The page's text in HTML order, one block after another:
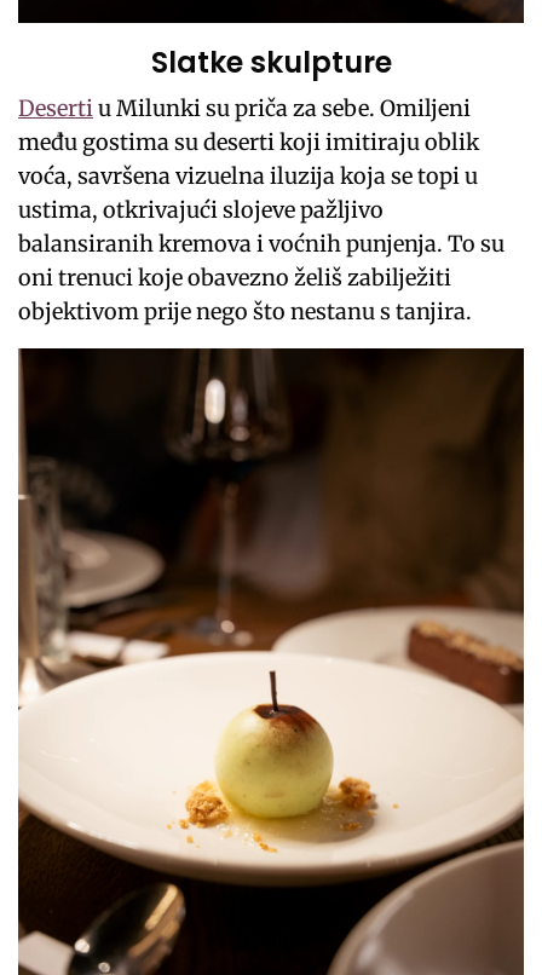
Slatke skulpture
Desertiu Milunki su priča za sebe. Omiljeni
među gostima su deserti koji imitiraju oblik
voća, savršena vizuelna iluzija koja se topi u
ustima, otkrivajući slojeve pažljivo
balansiranih kremova i voćnih punjenja. To su
oni trenuci koje obavezno želiš zabilježiti
objektivom prije nego što nestanu s tanjira.